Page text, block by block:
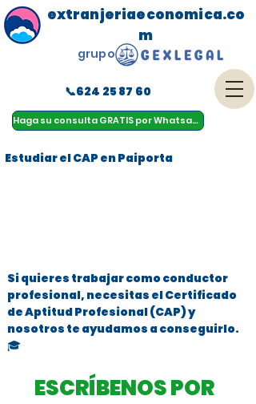
Haga su consulta GRATIS por Whatsapp
menu
extranjeriaeconomica.co
m
📞624 25 87 60
grupo
Estudiar el CAP en Paiporta
Si quieres trabajar como conductor
profesional, necesitas el Certificado
de Aptitud Profesional (CAP) y
nosotros te ayudamos a conseguirlo.
🎓
ESCRÍBENOS POR